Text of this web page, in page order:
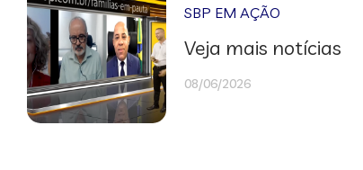
SBP EM AÇÃO
Veja mais notícias
08/06/2026